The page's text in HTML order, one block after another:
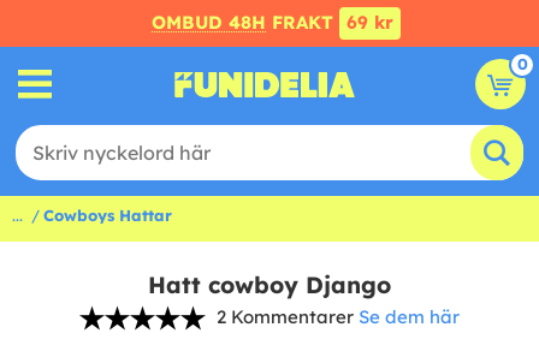
OMBUD 48H FRAKT 69 kr
0
... Cowboys Hattar
Hatt cowboy Django
2 Kommentarer Se dem här